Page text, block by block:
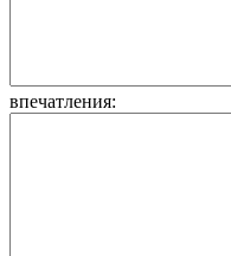
впечатления: